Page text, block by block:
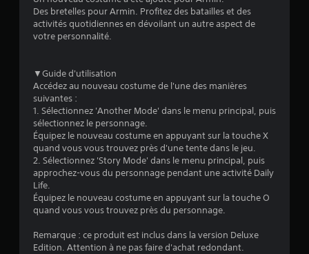
:
é
t
o
i
l
e
Des bretelles pour Armin. Profitez des batailles et des
activités quotidiennes en dévoilant un autre aspect de
votre personnalité.
▼Guide d'utilisation
Accédez au nouveau costume de l'une des manières
suivantes :
1. Sélectionnez 'Another Mode' dans le menu principal, puis
sélectionnez le personnage.
Équipez le nouveau costume en appuyant sur la touche X
quand vous vous trouvez près d'une tente dans le jeu.
2. Sélectionnez 'Story Mode' dans le menu principal, puis
approchez-vous du personnage pendant une activité Daily
Life.
Équipez le nouveau costume en appuyant sur la touche O
quand vous vous trouvez près du personnage.
Remarque : ce produit est inclus dans la version Deluxe
Edition. Attention à ne pas faire d'achat redondant.